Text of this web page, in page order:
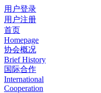
用户登录
用户注册
首页
Homepage
协会概况
Brief History
国际合作
International
Cooperation